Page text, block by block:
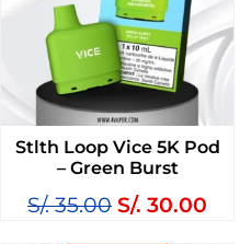
Stlth Loop Vice 5K Pod
– Green Burst
S/.35.00 S/. 30.00